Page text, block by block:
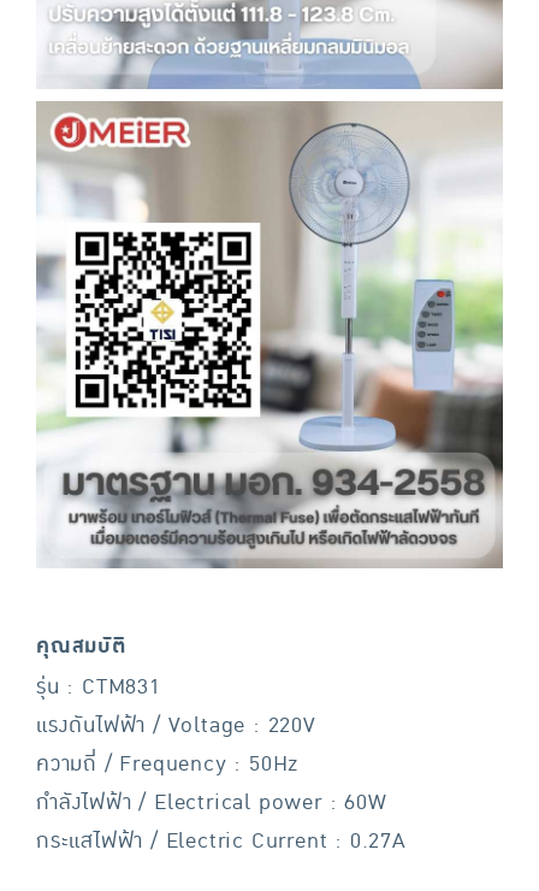
คุณสมบัติ
รุ่น : CTM831
แรงดันไฟฟ้า / Voltage : 220V
ความถี่ / Frequency : 50Hz
กำลังไฟฟ้า / Electrical power : 60W
กระแสไฟฟ้า / Electric Current : 0.27A